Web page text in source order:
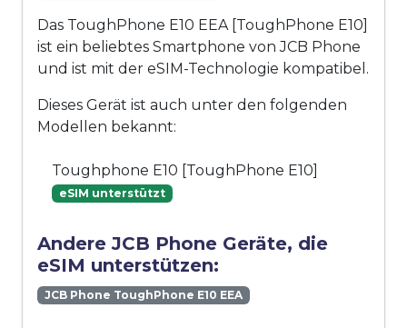
Das ToughPhone E10 EEA [ToughPhone E10]
ist ein beliebtes Smartphone von JCB Phone
und ist mit der eSIM-Technologie kompatibel.
Dieses Gerät ist auch unter den folgenden
Modellen bekannt:
Toughphone E10 [ToughPhone E10]
eSIM unterstützt
Andere JCB Phone Geräte, die
eSIM unterstützen:
JCB Phone ToughPhone E10 EEA